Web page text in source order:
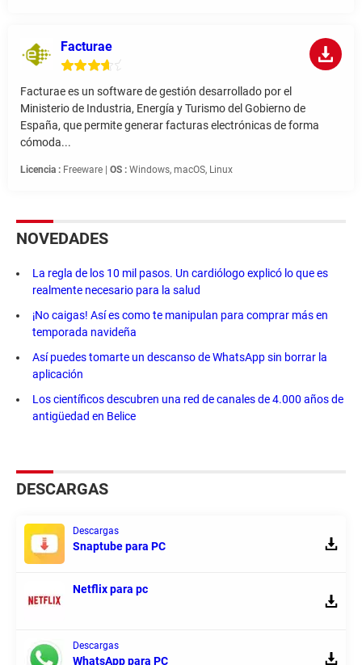
Facturae
Facturae es un software de gestión desarrollado por el
Ministerio de Industria, Energía y Turismo del Gobierno de
España, que permite generar facturas electrónicas de forma
cómoda...
Licencia : Freeware | OS : Windows, macOS, Linux
NOVEDADES
La regla de los 10 mil pasos. Un cardiólogo explicó lo que es
realmente necesario para la salud
¡No caigas! Así es como te manipulan para comprar más en
temporada navideña
Así puedes tomarte un descanso de WhatsApp sin borrar la
aplicación
Los científicos descubren una red de canales de 4.000 años de
antigüedad en Belice
DESCARGAS
Descargas
Snaptube para PC
Netflix para pc
Descargas
WhatsApp para PC